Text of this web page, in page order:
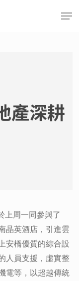
產深耕
上周一同參與了
晶英酒店，引進雲
安橋優質的綜合設
人員支援，虛實整
電等，以超越傳統